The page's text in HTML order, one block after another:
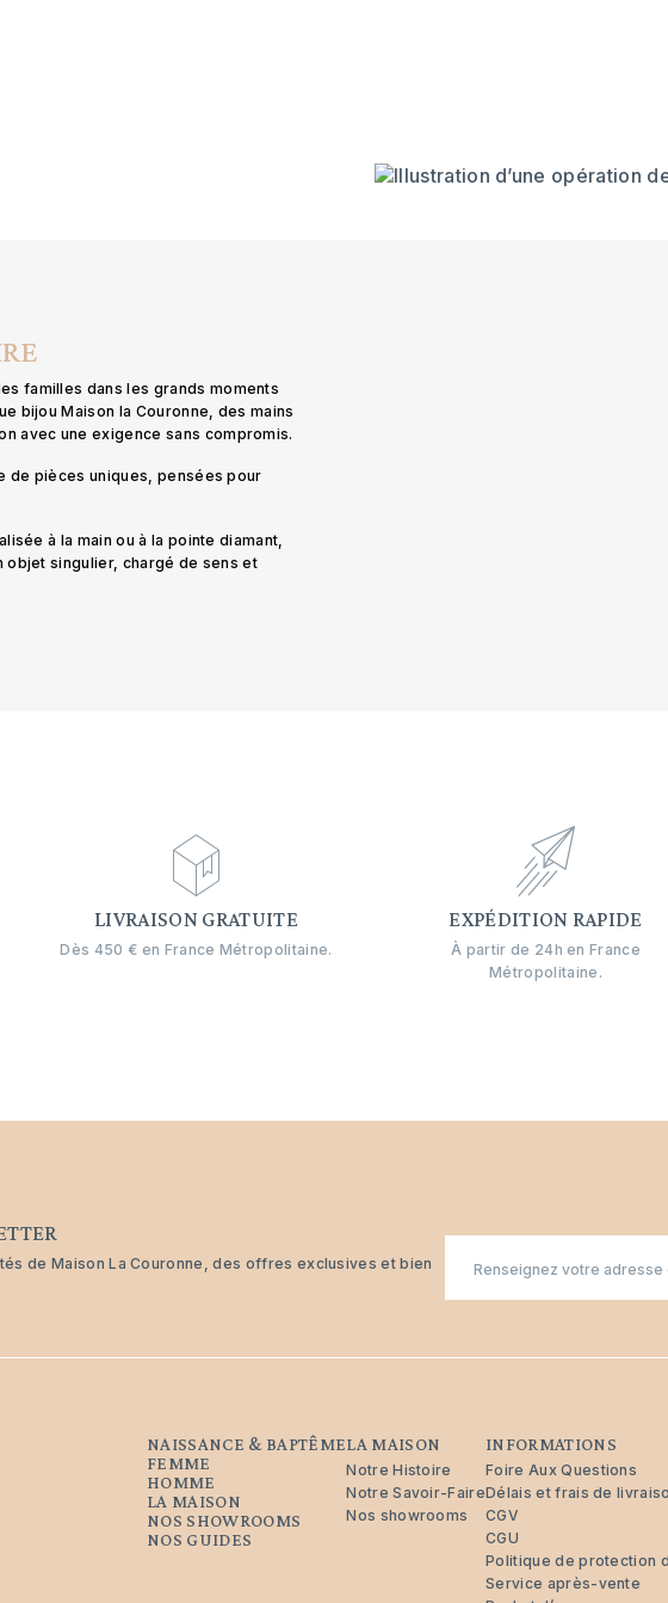
familles dans les grands moments
bijou Maison la Couronne, des mains
avec une exigence sans compromis.
de pièces uniques, pensées pour
à la main ou à la pointe diamant,
objet singulier, chargé de sens et
LIVRAISON GRATUITE
Dès 450 € en France Métropolitaine.
EXPÉDITION RAPIDE
À partir de 24h en France
Métropolitaine.
de Maison La Couronne, des offres exclusives et bien
mail
NAISSANCE & BAPTÊME
FEMME
HOMME
LA MAISON
NOS SHOWROOMS
NOS GUIDES
LA MAISON
Notre Histoire
Notre Savoir-Faire
Nos showrooms
INFORMATIONS
Foire Aux Questions
Délais et frais de
CGV
CGU
Politique de protection
Service après-vente